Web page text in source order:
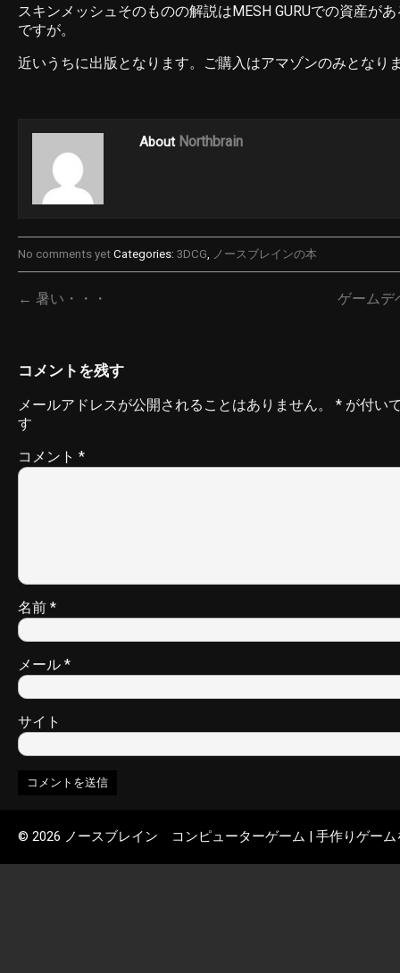
スキンメッシュそのものの解説はMESH GURUでの資産が
ですが。
近いうちに出版となります。ご購入はアマゾンのみとなり
About Northbrain
No comments yet Categories: 3DCG ノースブレインの本
← 暑い・・・ ゲーム
コメントを残す
メールアドレスが公開されることはありません。 * が付い
す
コメント *
名前 *
メール *
サイト
© 2026 ノースブレイン コンピューターゲーム | 手作りゲーム